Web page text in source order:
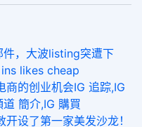
件，大波listing突遭下
likes cheap
商的创业机会IG 追踪,IG
簡介,IG 購買
设了第一家美发沙龙！